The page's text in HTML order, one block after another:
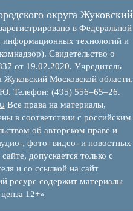
граждан
округа Жуковский
в Федеральной
информационных технологий и
Свидетельство о
от 19.02.2020. Учредитель
Жуковский Московской области.
Телефон: (495) 556–65–26.
Все права на материалы,
в соответствии с российским
об авторском праве и
, фото- видео- и новостных
допускается только с
и со ссылкой на сайт
ресурс содержит материалы
12+»